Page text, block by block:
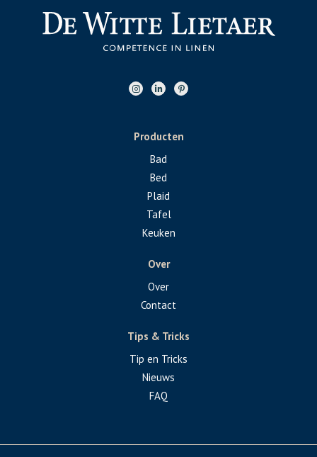
Producten
Bad
Bed
Plaid
Tafel
Keuken
Over
Over
Contact
Tips & Tricks
Tip en Tricks
Nieuws
FAQ